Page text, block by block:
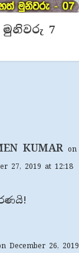
7
KUMAR on
27, 2019 at 12:18
December 26, 2019